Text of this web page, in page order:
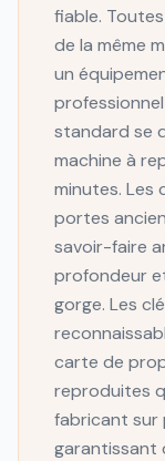
fiable.
de la même
un
standard se
machine à
minutes. Les
portes
savoir-faire
profondeur
gorge. Les
carte de
reproduites
fabricant
garantissant